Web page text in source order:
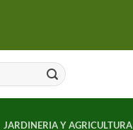
JARDINERIA Y AGRICULTURA